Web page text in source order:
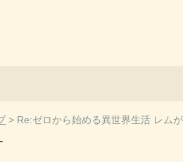
Re:ゼロから始める異世界生活 レム